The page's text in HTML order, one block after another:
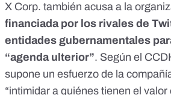
X Corp. también acusa a la
financiada por los rivales de
entidades gubernamentales
“agenda ulterior”. Según el
supone un esfuerzo de la
“intimidar a quiénes tienen el valor